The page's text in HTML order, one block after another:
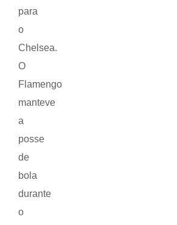
para
o
Chelsea.
O
Flamengo
manteve
a
posse
de
bola
durante
o